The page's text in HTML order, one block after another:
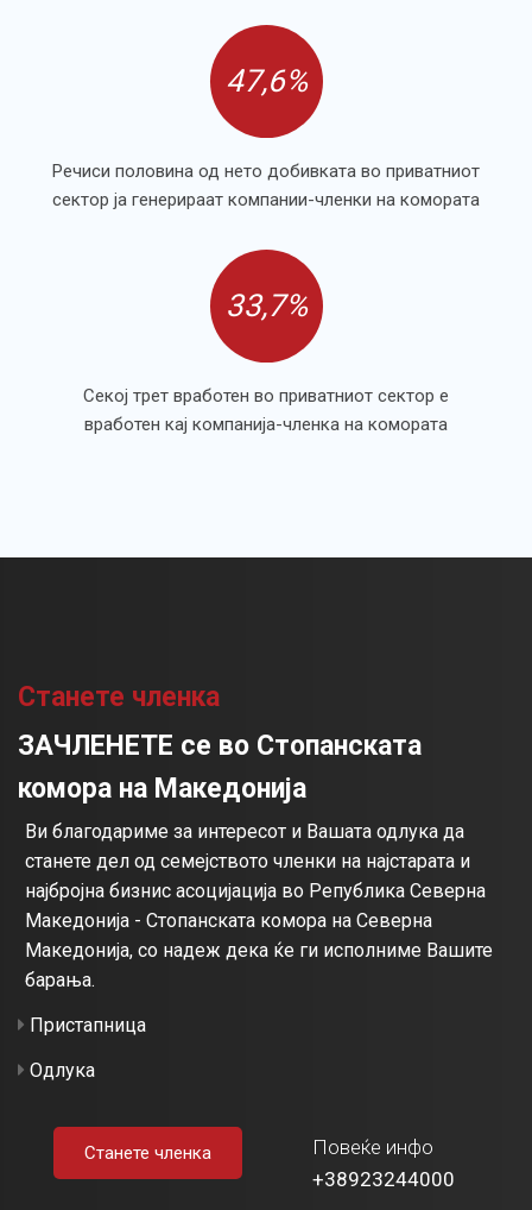
47,6%
Речиси половина од нето добивката во приватниот
сектор ја генерираат компании-членки на комората
33,7%
Секој трет вработен во приватниот сектор е
вработен кај компанија-членка на комората
Станете членка
ЗАЧЛЕНЕТЕ се во Стопанската
комора на Македонија
Ви благодариме за интересот и Вашата одлука да
станете дел од семејството членки на најстарата и
најбројна бизнис асоцијација во Република Северна
Македонија - Стопанската комора на Северна
Македонија, со надеж дека ќе ги исполниме Вашите
барања.
Пристапница
Одлука
Станете членка
Повеќе инфо
+38923244000